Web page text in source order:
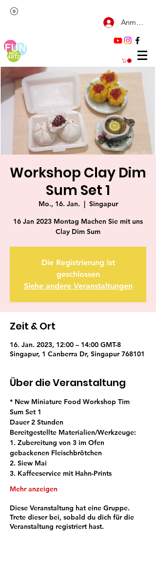
Anmelden
Workshop Clay Dim
Sum Set 1
Mo., 16. Jan.
  |
Singapur
16 Jan 2023 Montag Machen Sie mit uns
Clay Dim Sum
Die Registrierung ist
geschlossen
Siehe andere Veranstaltungen
Zeit & Ort
16. Jan. 2023, 12:00 – 14:00 GMT-8
Singapur, 1 Canberra Dr, Singapur 768101
Über die Veranstaltung
* New Miniature Food Workshop Tim
Sum Set 1
Dauer 2 Stunden
Bereitgestellte Materialien/Werkzeuge:
1. Zubereitung von 3 im Ofen
gebackenen Fleischbrötchen
2. Siew Mai
3. Kaffeeservice mit Hahn-Prints
Mehr anzeigen
Diese Veranstaltung hat eine Gruppe.
Trete dieser bei, sobald du dich für die
Veranstaltung registriert hast.